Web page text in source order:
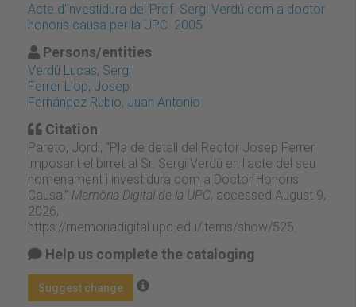
Acte d'investidura del Prof. Sergi Verdú com a doctor
honoris causa per la UPC. 2005
Persons/entities
Verdú Lucas, Sergi
Ferrer Llop, Josep
Fernández Rubio, Juan Antonio
Citation
Pareto, Jordi, “Pla de detall del Rector Josep Ferrer
imposant el birret al Sr. Sergi Verdú en l'acte del seu
nomenament i investidura com a Doctor Honoris
Causa,” Memòria Digital de la UPC, accessed August 9,
2026,
https://memoriadigital.upc.edu/items/show/525
Help us complete the cataloging
Suggest change